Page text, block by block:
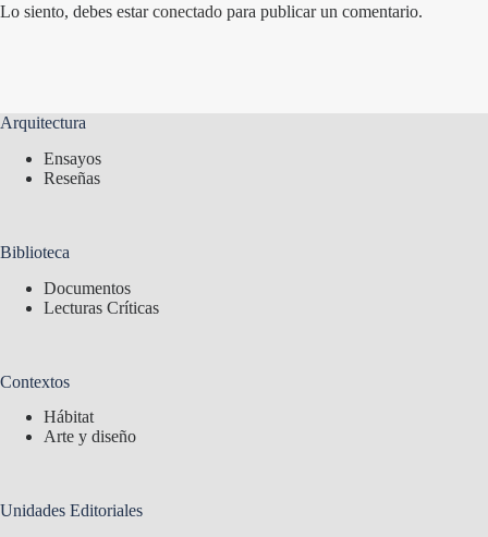
Lo siento, debes estarconectado para publicar un comentario.
Arquitectura
Ensayos
Reseñas
Biblioteca
Documentos
Lecturas Críticas
Contextos
Hábitat
Arte y diseño
Unidades Editoriales